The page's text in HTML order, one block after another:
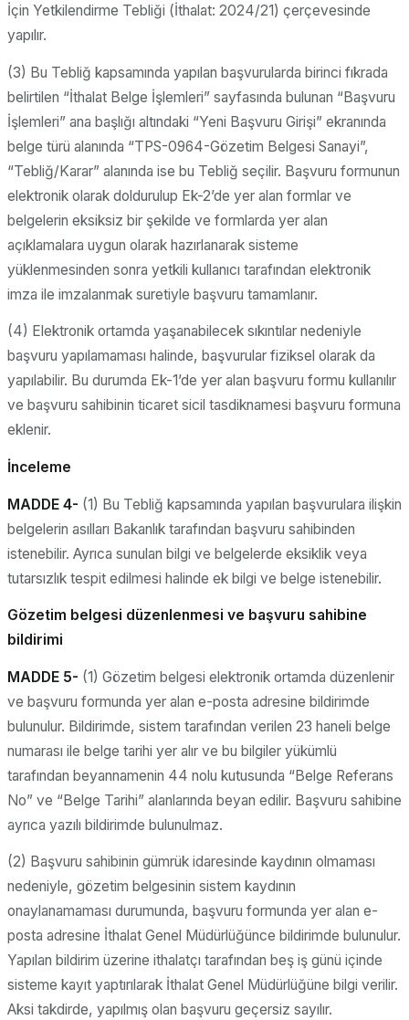
İçin Yetkilendirme Tebliği (İthalat: 2024/21) çerçevesinde
yapılır.
(3) Bu Tebliğ kapsamında yapılan başvurularda birinci fıkrada
belirtilen “İthalat Belge İşlemleri” sayfasında bulunan “Başvuru
İşlemleri” ana başlığı altındaki “Yeni Başvuru Girişi” ekranında
belge türü alanında “TPS-0964-Gözetim Belgesi Sanayi”,
“Tebliğ/Karar” alanında ise bu Tebliğ seçilir. Başvuru formunun
elektronik olarak doldurulup Ek-2’de yer alan formlar ve
belgelerin eksiksiz bir şekilde ve formlarda yer alan
açıklamalara uygun olarak hazırlanarak sisteme
yüklenmesinden sonra yetkili kullanıcı tarafından elektronik
imza ile imzalanmak suretiyle başvuru tamamlanır.
(4) Elektronik ortamda yaşanabilecek sıkıntılar nedeniyle
başvuru yapılamaması halinde, başvurular fiziksel olarak da
yapılabilir. Bu durumda Ek-1’de yer alan başvuru formu kullanılır
ve başvuru sahibinin ticaret sicil tasdiknamesi başvuru formuna
eklenir.
İnceleme
MADDE 4- (1) Bu Tebliğ kapsamında yapılan başvurulara ilişkin
belgelerin asılları Bakanlık tarafından başvuru sahibinden
istenebilir. Ayrıca sunulan bilgi ve belgelerde eksiklik veya
tutarsızlık tespit edilmesi halinde ek bilgi ve belge istenebilir.
Gözetim belgesi düzenlenmesi ve başvuru sahibine
bildirimi
MADDE 5- (1) Gözetim belgesi elektronik ortamda düzenlenir
ve başvuru formunda yer alan e-posta adresine bildirimde
bulunulur. Bildirimde, sistem tarafından verilen 23 haneli belge
numarası ile belge tarihi yer alır ve bu bilgiler yükümlü
tarafından beyannamenin 44 nolu kutusunda “Belge Referans
No” ve “Belge Tarihi” alanlarında beyan edilir. Başvuru sahibine
ayrıca yazılı bildirimde bulunulmaz.
(2) Başvuru sahibinin gümrük idaresinde kaydının olmaması
nedeniyle, gözetim belgesinin sistem kaydının
onaylanamaması durumunda, başvuru formunda yer alan e-
posta adresine İthalat Genel Müdürlüğünce bildirimde bulunulur.
Yapılan bildirim üzerine ithalatçı tarafından beş iş günü içinde
sisteme kayıt yaptırılarak İthalat Genel Müdürlüğüne bilgi verilir.
Aksi takdirde, yapılmış olan başvuru geçersiz sayılır.